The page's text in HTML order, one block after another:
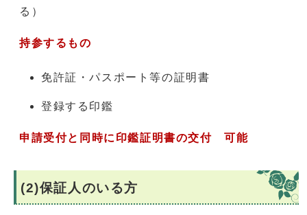
る）
持参するもの
免許証・パスポート等の証明書
登録する印鑑
申請受付と同時に印鑑証明書の交付 可能
(2)保証人のいる方